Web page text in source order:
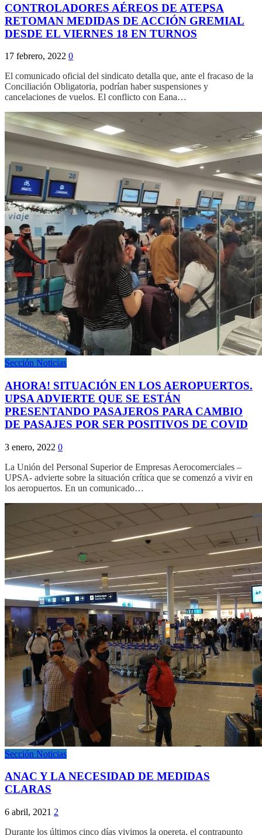
CONTROLADORES AÉREOS DE ATEPSA
RETOMAN MEDIDAS DE ACCIÓN GREMIAL
DESDE EL VIERNES 18 EN TURNOS
17 febrero, 2022 0
El comunicado oficial del sindicato detalla que, ante el fracaso de la
Conciliación Obligatoria, podrían haber suspensiones y
cancelaciones de vuelos. El conflicto con Eana…
Sección Noticias
AHORA! SITUACIÓN EN LOS AEROPUERTOS.
UPSA ADVIERTE QUE SE ESTÁN
PRESENTANDO PASAJEROS PARA CAMBIO
DE PASAJES POR SER POSITIVOS DE COVID
3 enero, 2022 0
La Unión del Personal Superior de Empresas Aerocomerciales –
UPSA- advierte sobre la situación crítica que se comenzó a vivir en
los aeropuertos. En un comunicado…
Sección Noticias
ANAC Y LA NECESIDAD DE MEDIDAS
CLARAS
6 abril, 2021 2
Durante los últimos cinco días vivimos la opereta, el contrapunto